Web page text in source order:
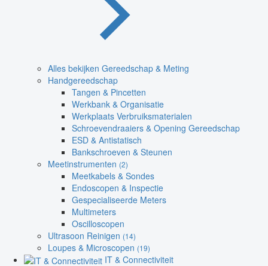
Alles bekijken Gereedschap & Meting
Handgereedschap
Tangen & Pincetten
Werkbank & Organisatie
Werkplaats Verbruiksmaterialen
Schroevendraaiers & Opening Gereedschap
ESD & Antistatisch
Bankschroeven & Steunen
Meetinstrumenten (2)
Meetkabels & Sondes
Endoscopen & Inspectie
Gespecialiseerde Meters
Multimeters
Oscilloscopen
Ultrasoon Reinigen (14)
Loupes & Microscopen (19)
IT & Connectiviteit